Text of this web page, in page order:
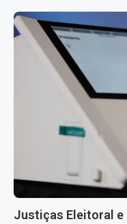
Justiças Eleitoral e